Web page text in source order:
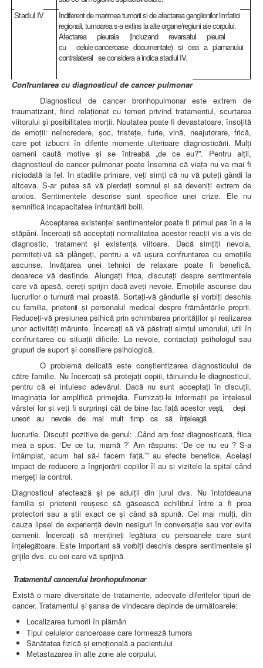
Stadiul IV
Indiferent de marimea tumorii si de afectarea ganglionilor limfatici
regionali, tumoarea s-a extins la alte organe/regiuni ale corpului.
Afectarea pleurala (incluzand revarsatul pleural
cu celule canceroase documentate) si cea a plamanului
contralateral se considera a indica stadiul IV.
Confruntarea cu diagnosticul de cancer pulmonar
Diagnosticul de cancer bronhopulmonar este extrem de
traumatizant, fiind relaţionat cu temeri privind tratamentul, scurtarea
viitorului şi posibilitatea morţii. Noutatea poate fi devastatoare, însoţită
de emoţii: neîncredere, şoc, tristeţe, furie, vină, neajutorare, frică,
care pot izbucni în diferite momente ulterioare diagnosticării. Mulţi
oameni caută motive şi se întreabă „de ce eu?”. Pentru alţii,
diagnosticul de cancer pulmonar poate însemna că viaţa nu va mai fi
niciodată la fel. În stadiile primare, veţi simţi că nu vă puteţi gândi la
altceva. S-ar putea să vă pierdeţi somnul şi să deveniţi extrem de
anxios. Sentimentele descrise sunt specifice unei crize. Ele nu
semnifică incapacitatea înfruntării bolii.
Acceptarea existenţei sentimentelor poate fi primul pas în a le
stăpâni. Încercaţi să acceptaţi normalitatea acestor reacţii vis a vis de
diagnostic, tratament şi existenţa viitoare. Dacă simţiţi nevoia,
permiteţi-vă să plângeţi, pentru a vă uşura confruntarea cu emoţiile
ascunse. Învăţarea unei tehnici de relaxare poate fi benefică,
deoarece vă destinde. Alungaţi frica, discutaţi despre sentimentele
care vă apasă, cereţi sprijin dacă aveţi nevoie. Emoţiile ascunse dau
lucrurilor o turnură mai proastă. Sortaţi-vă gândurile şi vorbiţideschis
cu familia, prietenii şi personalul medical despre frământările proprii.
Reduceţi-vă presiunea psihică prin schimbarea priorităţilor şi realizarea
unor activităţi mărunte. Încercaţi să vă păstraţi simţul umorului, util în
confruntarea cu situaţii dificile. La nevoie, contactaţi psihologul sau
grupuri de suport şi consiliere psihologică.
O problemă delicată este conştientizarea diagnosticului de
către familie. Nu încercaţi să protejaţi copiii, tăinuindu-le diagnosticul,
pentru că ei intuiesc adevărul. Dacă nu sunt acceptaţi în discuţii,
imaginaţia lor amplifică primejdia. Furnizaţi-le informaţii pe înţelesul
vârstei lor şi veţi fi surprinşi cât de bine fac faţă acestor veşti, deşi
uneori au nevoie de mai mult timp ca să înţeleagă
lucrurile. Discuţii pozitive de genul: „Când am fost diagnosticată,fiica
mea a spus: ‘De ce tu, mamă ?’ Am răspuns: ‘De ce nu eu ? S-a
întâmplat, acum hai să-i facem faţă.’” au efecte benefice. Acelaşi
impact de reducere a îngrijorării copiilor îl au şi vizitele la spital când
mergeţi la control.
Diagnosticul afectează şi pe adulţii din jurul dvs. Nu întotdeauna
familia şi prietenii reuşesc să găsească echilibrul între a fi prea
protectori sau a ştii exact ce şi când să spună. Cei mai mulţi, din
cauza lipsei de experienţă devin nesiguri în conversaţie sau vor evita
oamenii. Încercaţi să menţineţi legătura cu persoanele care sunt
înţelegătoare. Este important să vorbiţi deschis despre sentimentele şi
grijile dvs. cu cei care vă sprijină.
Tratamentul cancerului bronhopulmonar
Există o mare diversitate de tratamente, adecvate diferitelor tipuri de
cancer. Tratamentul şi şansa de vindecare depinde de următoarele:
Localizarea tumorii în plămân
Tipul celulelor canceroase care formează tumora
Sănătatea fizică şi emoţională a pacientului
Metastazarea în alte zone ale corpului.